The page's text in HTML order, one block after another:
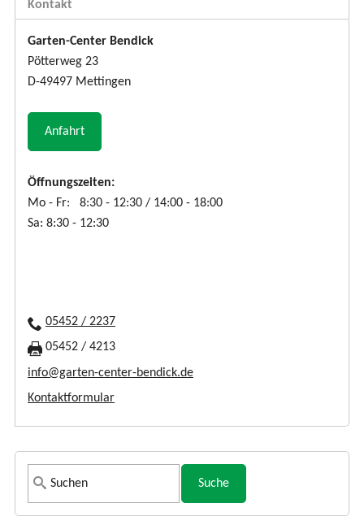
Kontakt
Garten-Center Bendick
Pötterweg 23
D-49497 Mettingen
Anfahrt
Öffnungszeiten:
Mo - Fr: 8:30 - 12:30 / 14:00 - 18:00
Sa: 8:30 - 12:30
05452 / 2237
05452 / 4213
info@garten-center-bendick.de
Kontaktformular
S
u